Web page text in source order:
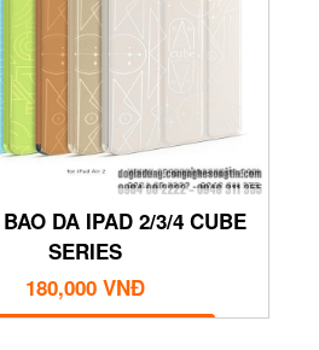
DA IPAD 2/3/4 CUBE
SERIES
180,000 VNĐ